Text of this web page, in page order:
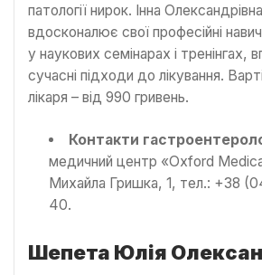
патології нирок. Інна
вдосконалює свої професійні
у наукових семінарах і
сучасні підходи до лікування.
лікаря – від 990 гривень.
Контакти
медичний центр «Oxford
Михайла Гришка, 1, тел.: +38
40.
Шепета Юлія